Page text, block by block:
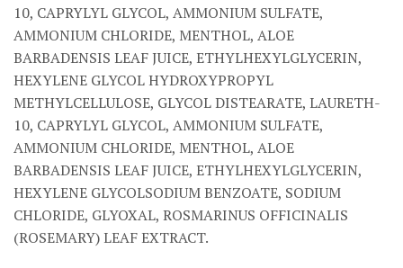
10, CAPRYLYL GLYCOL, AMMONIUM SULFATE,
AMMONIUM CHLORIDE, MENTHOL, ALOE
BARBADENSIS LEAF JUICE, ETHYLHEXYLGLYCERIN,
HEXYLENE GLYCOL HYDROXYPROPYL
METHYLCELLULOSE, GLYCOL DISTEARATE, LAURETH-
10, CAPRYLYL GLYCOL, AMMONIUM SULFATE,
AMMONIUM CHLORIDE, MENTHOL, ALOE
BARBADENSIS LEAF JUICE, ETHYLHEXYLGLYCERIN,
HEXYLENE GLYCOLSODIUM BENZOATE, SODIUM
CHLORIDE, GLYOXAL, ROSMARINUS OFFICINALIS
(ROSEMARY) LEAF EXTRACT.